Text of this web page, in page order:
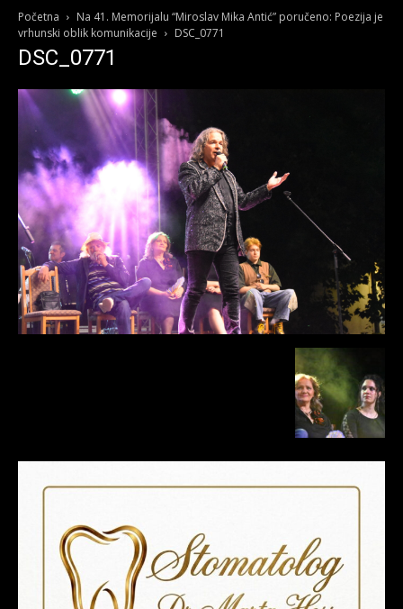
Online
Kikinda
Početna
Na 41. Memorijalu “Miroslav Mika Antić” poručeno: Poezija je
vrhunski oblik komunikacije
DSC_0771
DSC_0771